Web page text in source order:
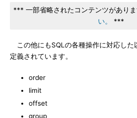
*** 一部省略されたコンテンツがありま
い。
***
この他にもSQLの各種操作に対応した
定義されています。
order
limit
offset
group